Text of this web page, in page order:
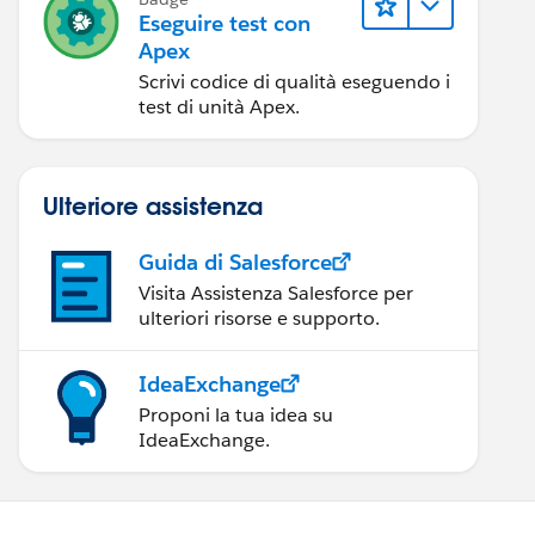
Eseguire test con
Apex
Scrivi codice di qualità eseguendo i
test di unità Apex.
Ulteriore assistenza
Guida di Salesforce
Visita Assistenza Salesforce per
ulteriori risorse e supporto.
IdeaExchange
Proponi la tua idea su
IdeaExchange.